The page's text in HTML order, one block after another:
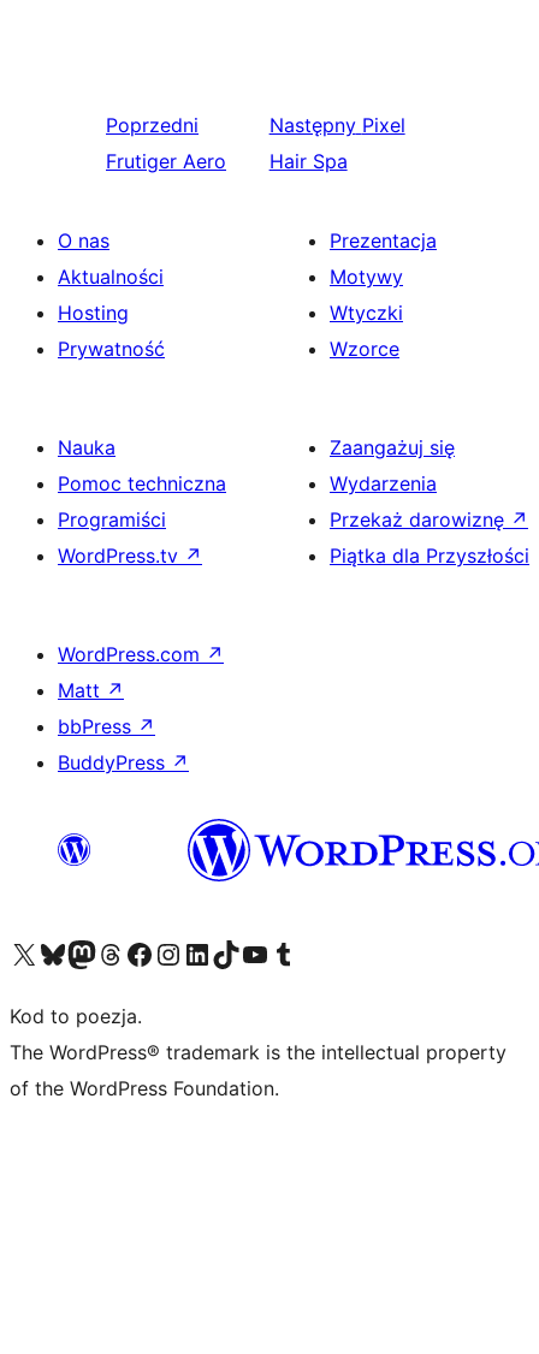
Poprzedni
Frutiger Aero
Następny Pixel
Hair Spa
O nas
Aktualności
Hosting
Prywatność
Prezentacja
Motywy
Wtyczki
Wzorce
Nauka
Pomoc techniczna
Programiści
WordPress.tv ↗
Zaangażuj się
Wydarzenia
Przekaż darowiznę ↗
Piątka dla Przyszłości
WordPress.com ↗
Matt ↗
bbPress ↗
BuddyPress ↗
Odwiedź nasze konto X (dawniej Twitter)
Odwiedź nasze konto Bluesky
Odwiedź nasze konto na Mastodoncie
Odwiedź naszego Threadsa
Odwiedź naszego Facebooka
Odwiedź nasze konto na Instagramie
Odwiedź nasze konto na LinkedIn
Odwiedź naszego TikToka
Odwiedź nasz kanał YouTube
Odwiedź naszego Tumblra
Kod to poezja.
The WordPress® trademark is the intellectual property
of the WordPress Foundation.